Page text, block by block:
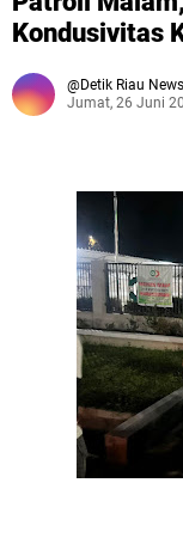
Kondusivitas
Detik Riau News
Jumat, 26 Juni